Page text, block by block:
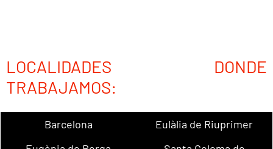
LOCALIDADES DONDE
TRABAJAMOS:
Barcelona
Eulàlia de Riuprimer